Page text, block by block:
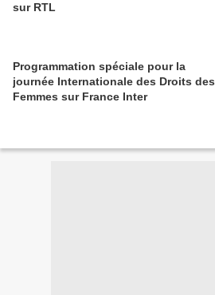
sur RTL
Programmation spéciale pour la
journée Internationale des Droits des
Femmes sur France Inter